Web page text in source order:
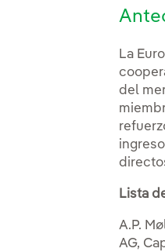
La
del
Lista
A.P.
AG,